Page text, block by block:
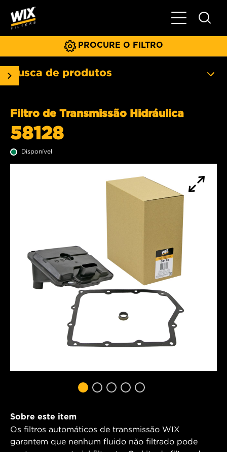
Menu
PROCURE O FILTRO
Busca de produtos
Filtro de Transmissão Hidráulica
58128
Disponível
Sobre este item
Os filtros automáticos de transmissão WIX
garantem que nenhum fluido não filtrado pode